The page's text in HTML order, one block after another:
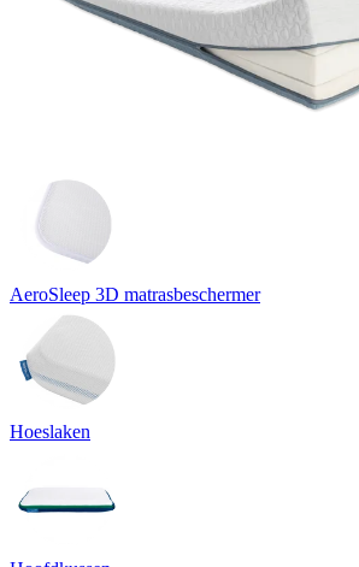
AeroSleep 3D matrasbeschermer
Hoeslaken